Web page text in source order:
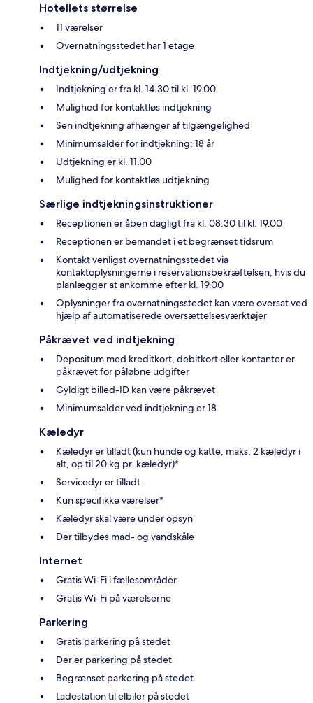
Hotellets størrelse
11 værelser
Overnatningsstedet har 1 etage
Indtjekning/udtjekning
Indtjekning er fra kl. 14.30 til kl. 19.00
Mulighed for kontaktløs indtjekning
Sen indtjekning afhænger af tilgængelighed
Minimumsalder for indtjekning: 18 år
Udtjekning er kl. 11.00
Mulighed for kontaktløs udtjekning
Særlige indtjekningsinstruktioner
Receptionen er åben dagligt fra kl. 08.30 til kl. 19.00
Receptionen er bemandet i et begrænset tidsrum
Kontakt venligst overnatningsstedet via
kontaktoplysningerne i reservationsbekræftelsen, hvis du
planlægger at ankomme efter kl. 19.00
Oplysninger fra overnatningsstedet kan være oversat ved
hjælp af automatiserede oversættelsesværktøjer
Påkrævet ved indtjekning
Depositum med kreditkort, debitkort eller kontanter er
påkrævet for påløbne udgifter
Gyldigt billed-ID kan være påkrævet
Minimumsalder ved indtjekning er 18
Kæledyr
Kæledyr er tilladt (kun hunde og katte, maks. 2 kæledyr i
alt, op til 20 kg pr. kæledyr)*
Servicedyr er tilladt
Kun specifikke værelser*
Kæledyr skal være under opsyn
Der tilbydes mad- og vandskåle
Internet
Gratis Wi-Fi i fællesområder
Gratis Wi-Fi på værelserne
Parkering
Gratis parkering på stedet
Der er parkering på stedet
Begrænset parkering på stedet
Ladestation til elbiler på stedet